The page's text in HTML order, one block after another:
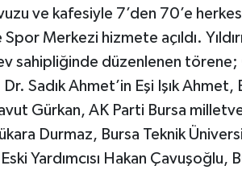
ve kafesiyle 7’den 70’e
Merkezi hizmete açıldı.
ev sahipliğinde düzenlenen
Dr. Sadık Ahmet’in Eşi Işık Ahmet,
Gürkan, AK Parti Bursa
Durmaz, Bursa Teknik
Yardımcısı Hakan